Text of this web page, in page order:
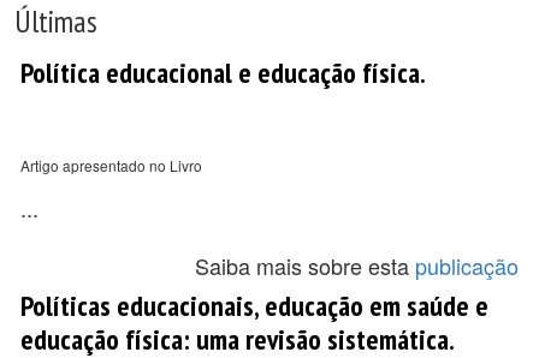
Últimas
Política educacional e educação física.
Artigo apresentado no Livro
...
Saiba mais sobre esta publicação
Políticas educacionais, educação em saúde e
educação física: uma revisão sistemática.